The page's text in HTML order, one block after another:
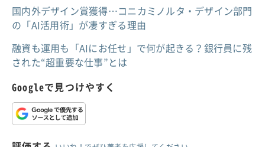
国内外デザイン賞獲得…コニカミノルタ・デザイン部門
の「AI活用術」が凄すぎる理由
融資も運用も「AIにお任せ」で何が起きる？銀行員に残
された“超重要な仕事”とは
Googleで見つけやすく